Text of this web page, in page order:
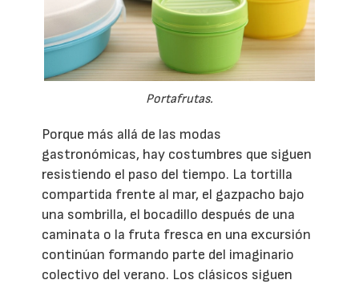
Portafrutas.
Porque más allá de las modas
gastronómicas, hay costumbres que siguen
resistiendo el paso del tiempo. La tortilla
compartida frente al mar, el gazpacho bajo
una sombrilla, el bocadillo después de una
caminata o la fruta fresca en una excursión
continúan formando parte del imaginario
colectivo del verano. Los clásicos siguen